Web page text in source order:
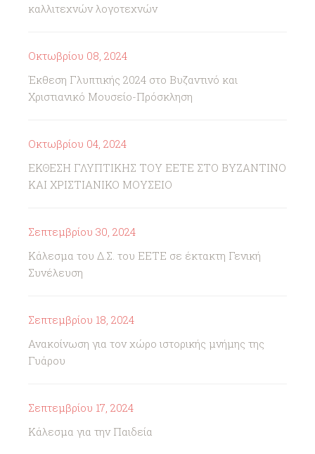
καλλιτεχνών λογοτεχνών
Οκτωβρίου 08, 2024
Έκθεση Γλυπτικής 2024 στο Βυζαντινό και
Χριστιανικό Μουσείο-Πρόσκληση
Οκτωβρίου 04, 2024
ΕΚΘΕΣΗ ΓΛΥΠΤΙΚΗΣ ΤΟΥ ΕΕΤΕ ΣΤΟ ΒΥΖΑΝΤΙΝΟ
ΚΑΙ ΧΡΙΣΤΙΑΝΙΚΟ ΜΟΥΣΕΙΟ
Σεπτεμβρίου 30, 2024
Κάλεσμα του Δ.Σ. του ΕΕΤΕ σε έκτακτη Γενική
Συνέλευση
Σεπτεμβρίου 18, 2024
Ανακοίνωση για τον χώρο ιστορικής μνήμης της
Γυάρου
Σεπτεμβρίου 17, 2024
Κάλεσμα για την Παιδεία